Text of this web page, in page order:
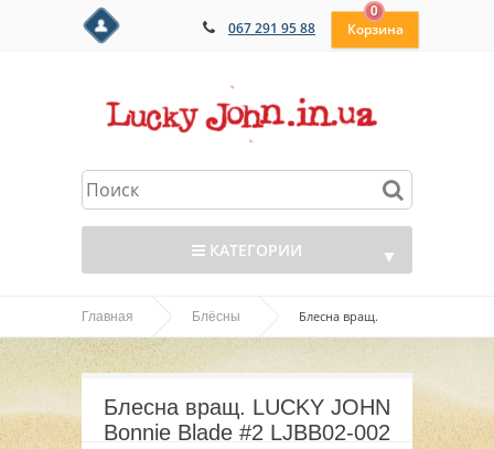
067 291 95 88
0
КАТЕГОРИИ ▼
▼
▼
Главная Блёсны Блесна вращ.
LUCKY JOHN Bonnie Blade #2 LJBB02-002
Блесна вращ. LUCKY JOHN
Bonnie Blade #2 LJBB02-002